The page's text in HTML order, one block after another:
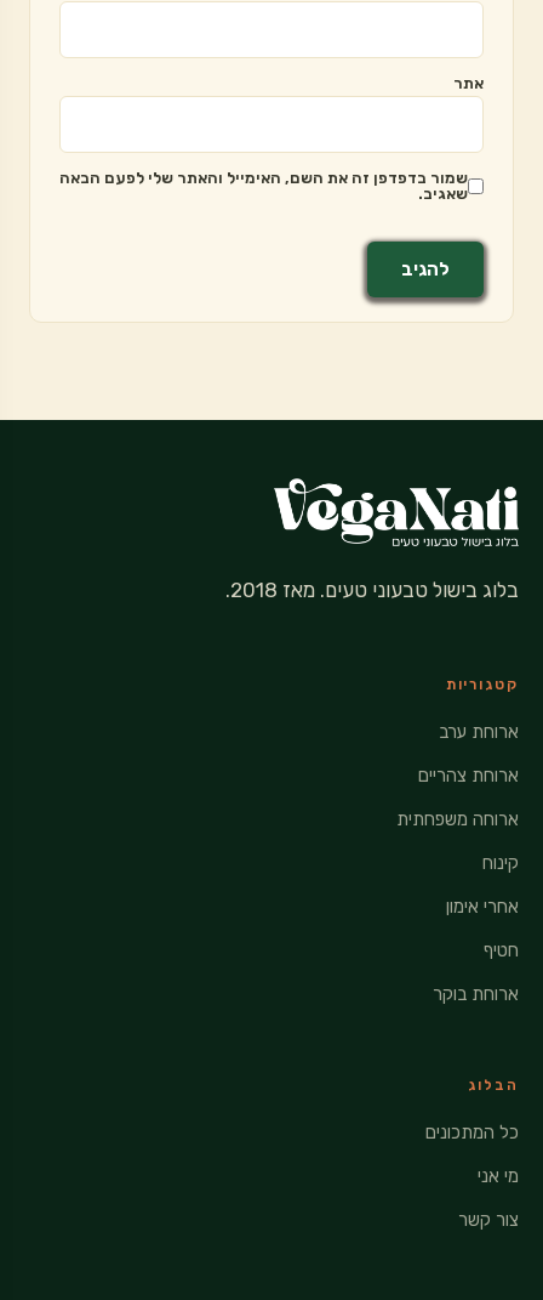
אתר
שמור בדפדפן זה את השם, האימייל והאתר שלי לפעם הבאה
שאגיב.
בלוג בישול טבעוני טעים. מאז 2018.
קטגוריות
ארוחת ערב
ארוחת צהריים
ארוחה משפחתית
קינוח
אחרי אימון
חטיף
ארוחת בוקר
הבלוג
כל המתכונים
מי אני
צור קשר